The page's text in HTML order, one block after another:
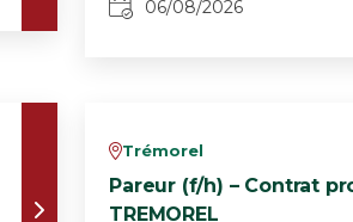
06/08/2026
vTrémorel
Pareur (f/h) – Contrat
TREMOREL